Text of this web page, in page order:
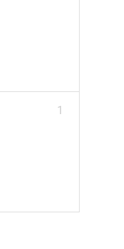
1